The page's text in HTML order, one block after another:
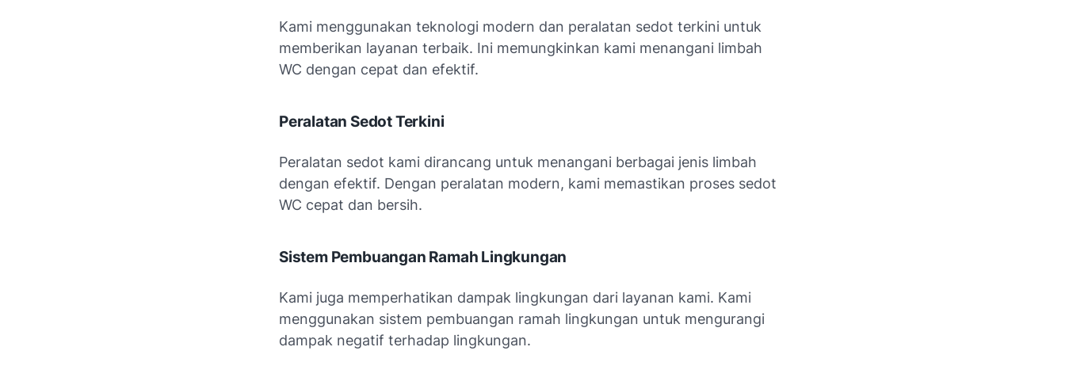
Kami menggunakan teknologi modern dan peralatan sedot terkini untuk
memberikan layanan terbaik. Ini memungkinkan kami menangani limbah
WC dengan cepat dan efektif.
Peralatan Sedot Terkini
Peralatan sedot kami dirancang untuk menangani berbagai jenis limbah
dengan efektif. Dengan peralatan modern, kami memastikan proses sedot
WC cepat dan bersih.
Sistem Pembuangan Ramah Lingkungan
Kami juga memperhatikan dampak lingkungan dari layanan kami. Kami
menggunakan sistem pembuangan ramah lingkungan untuk mengurangi
dampak negatif terhadap lingkungan.